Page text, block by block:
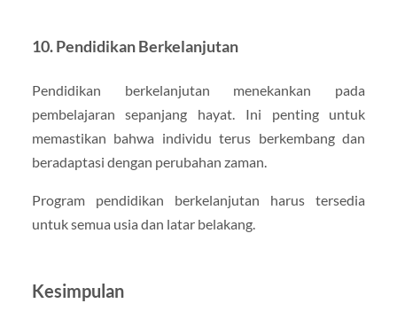
10.Pendidikan Berkelanjutan
Pendidikan berkelanjutan menekankan pada
pembelajaran sepanjang hayat. Ini penting untuk
memastikan bahwa individu terus berkembang dan
beradaptasi dengan perubahan zaman.
Program pendidikan berkelanjutan harus tersedia
untuk semua usia dan latar belakang.
Kesimpulan